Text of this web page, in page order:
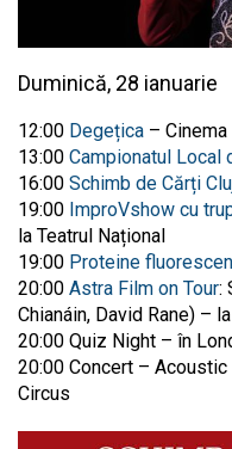
Duminică, 28 ianuarie
12:00 Degețica –
13:00 Campionatul Local
16:00 Schimb de Cărți
19:00 ImproVshow cu
la Teatrul Național
19:00 Proteine
20:00 Astra Film on Tour:
Chianáin, David Rane) –
20:00 Quiz Night – în
20:00 Concert –
Circus